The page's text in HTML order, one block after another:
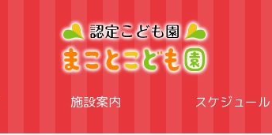
施設案内 スケジュール